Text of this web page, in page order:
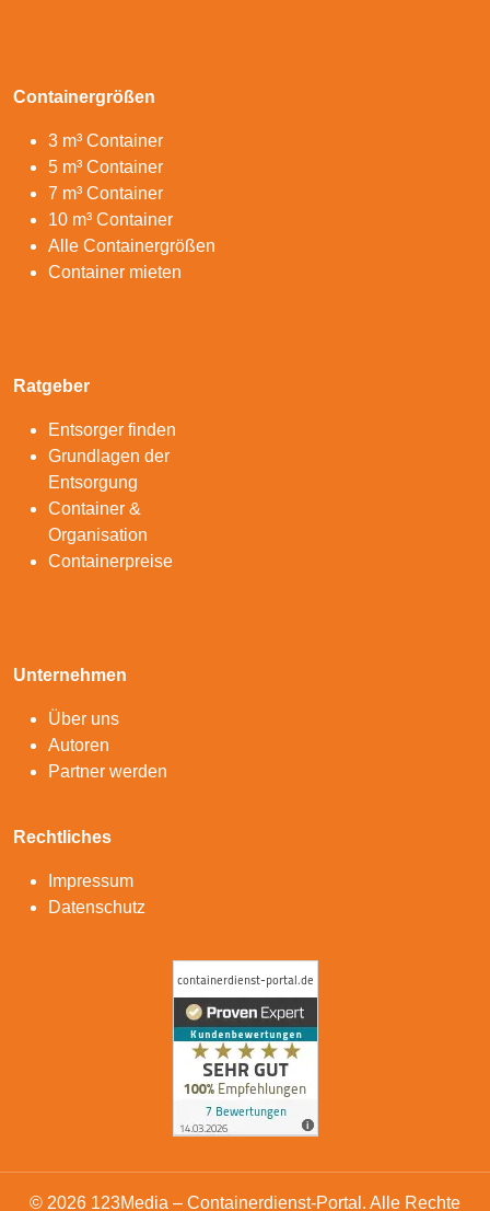
Containergrößen
3 m³ Container
5 m³ Container
7 m³ Container
10 m³ Container
Alle Containergrößen
Container mieten
Ratgeber
Entsorger finden
Grundlagen der
Entsorgung
Container &
Organisation
Containerpreise
Unternehmen
Über uns
Autoren
Partner werden
Rechtliches
Impressum
Datenschutz
© 2026 123Media – Containerdienst-Portal. Alle Rechte